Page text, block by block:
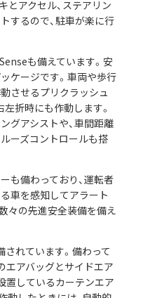
とアクセル、ステアリン
するので、駐車が楽に行
も備えています。安
ケージです。車両や歩行
させるプリクラッシュ
折時にも作動します。
グアシストや、車間距離
ーズコントロールも搭
も備わっており、運転者
車を感知してアラート
々の先進安全装備を備え
されています。備わって
エアバッグとサイドエア
置しているカーテンエア